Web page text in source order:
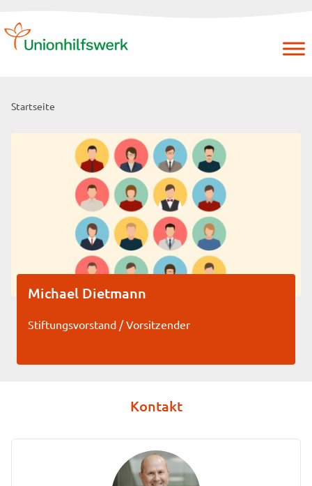
Skip
Startseite
Michael Dietmann
Stiftungsvorstand / Vorsitzender
Kontakt